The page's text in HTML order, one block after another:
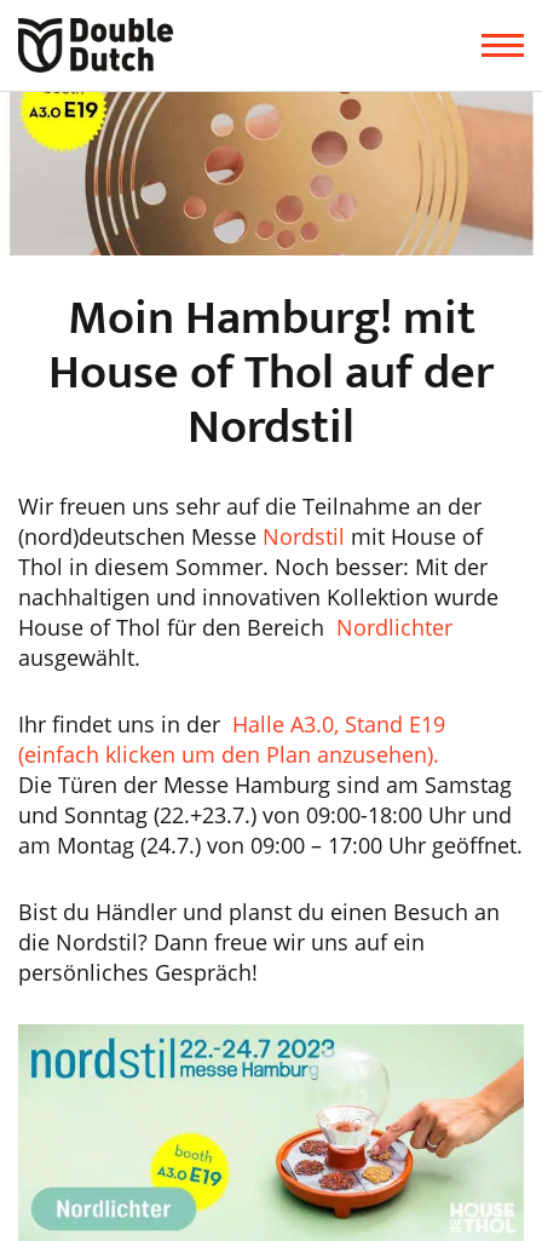
Moin Hamburg! mit
House of Thol auf der
Nordstil
Wir freuen uns sehr auf die Teilnahme an der
(nord)deutschen Messe Nordstil mit House of
Thol in diesem Sommer. Noch besser: Mit der
nachhaltigen und innovativen Kollektion wurde
House of Thol für den Bereich Nordlichter
ausgewählt.
Ihr findet uns in der Halle A3.0, Stand E19
(einfach klicken um den Plan anzusehen).
Die Türen der Messe Hamburg sind am Samstag
und Sonntag (22.+23.7.) von 09:00-18:00 Uhr und
am Montag (24.7.) von 09:00 – 17:00 Uhr geöffnet.
Bist du Händler und planst du einen Besuch an
die Nordstil? Dann freue wir uns auf ein
persönliches Gespräch!